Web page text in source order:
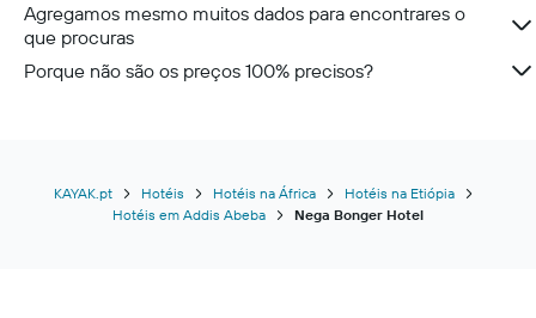
Agregamos mesmo muitos dados para encontrares o
que procuras
Porque não são os preços 100% precisos?
KAYAK.pt Hotéis Hotéis na África
Hotéis na Etiópia
Hotéis em Addis Abeba
Nega Bonger Hotel